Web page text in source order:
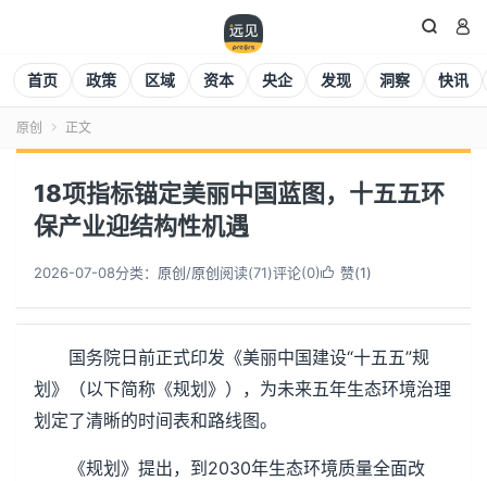
 
首页 政策 区域 资本 央企 发现 洞察 快讯
原创  正文
18项指标锚定美丽中国蓝图，十五五环
保产业迎结构性机遇
2026-07-08分类： 原创/原创阅读(71)评论(0) 赞(1)
国务院日前正式印发《美丽中国建设“十五五”规
划》（以下简称《规划》），为未来五年生态环境治理
划定了清晰的时间表和路线图。
《规划》提出，到2030年生态环境质量全面改